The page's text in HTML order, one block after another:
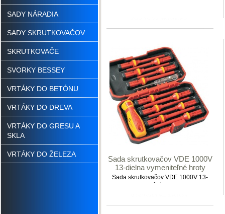
SADY NÁRADIA
SADY SKRUTKOVAČOV
SKRUTKOVAČE
SVORKY BESSEY
VRTÁKY DO BETÓNU
VRTÁKY DO DREVA
VRTÁKY DO GRESU A
SKLA
VRTÁKY DO ŽELEZA
Sada skrutkovačov VDE 1000V
13-dielna vymeniteľné hroty
Sada skrutkovačov VDE 1000V 13-
dielna